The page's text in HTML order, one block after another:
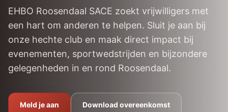
EHBO Roosendaal SACE zoekt vrijwilligers met
een hart om anderen te helpen. Sluit je aan bij
onze hechte club en maak direct impact bij
evenementen, sportwedstrijden en bijzondere
gelegenheden in en rond Roosendaal.
Meld je aan Download overeenkomst